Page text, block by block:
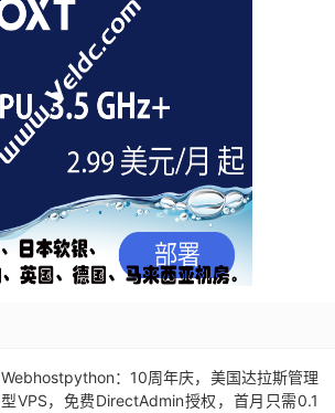
Webhostpython：10周年庆，美国达拉斯管理
型VPS，免费DirectAdmin授权，首月只需0.1